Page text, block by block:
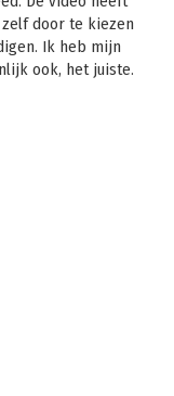
door te kiezen
Ik heb mijn
ook, het juiste.